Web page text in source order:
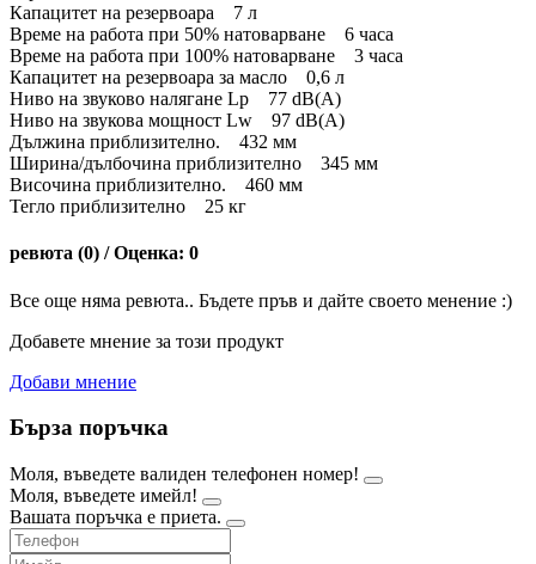
Капацитет на резервоара 7 л
Време на работа при 50% натоварване 6 часа
Време на работа при 100% натоварване 3 часа
Капацитет на резервоара за масло 0,6 л
Ниво на звуково налягане Lp 77 dB(A)
Ниво на звукова мощност Lw 97 dB(A)
Дължина приблизително. 432 мм
Ширина/дълбочина приблизително 345 мм
Височина приблизително. 460 мм
Тегло приблизително 25 кг
ревюта (0) / Оценка: 0
Все още няма ревюта.. Бъдете пръв и дайте своето менение :)
Добавете мнение за този продукт
Добави мнение
Бърза поръчка
Моля, въведете валиден телефонен номер!
Моля, въведете имейл!
Вашата поръчка е приета.